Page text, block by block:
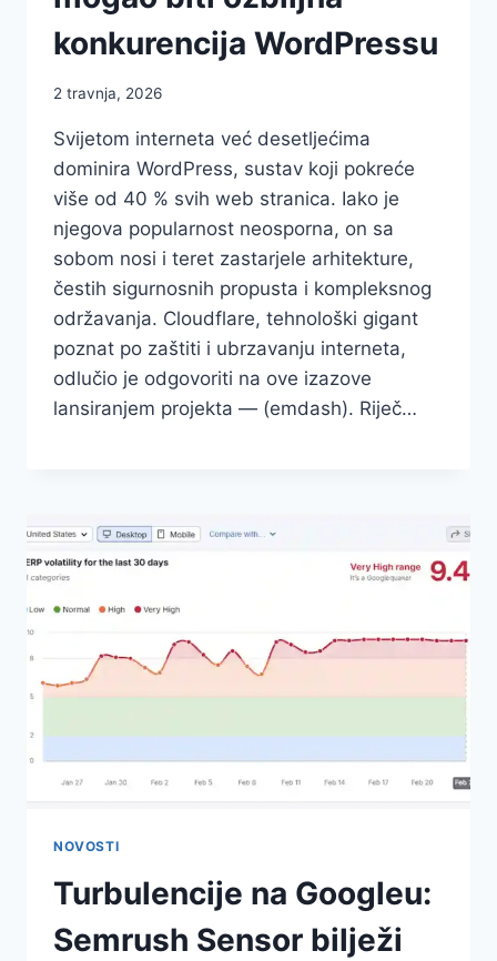
konkurencija WordPressu
2 travnja, 2026
Svijetom interneta već desetljećima
dominira WordPress, sustav koji pokreće
više od 40 % svih web stranica. Iako je
njegova popularnost neosporna, on sa
sobom nosi i teret zastarjele arhitekture,
čestih sigurnosnih propusta i kompleksnog
održavanja. Cloudflare, tehnološki gigant
poznat po zaštiti i ubrzavanju interneta,
odlučio je odgovoriti na ove izazove
lansiranjem projekta — (emdash). Riječ…
NOVOSTI
Turbulencije na Googleu:
Semrush Sensor bilježi